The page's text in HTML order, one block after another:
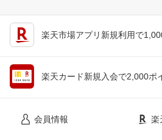
楽天市場アプリ新規利用で
楽天カード新規入会で2,000ポ
会員情報 楽